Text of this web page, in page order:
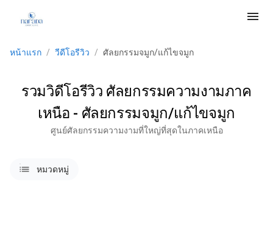
menu
หน้าแรก / วีดีโอรีวิว / ศัลยกรรมจมูก/แก้ไขจมูก
รวมวิดีโอรีวิว ศัลยกรรมความงามภาค
เหนือ - ศัลยกรรมจมูก/แก้ไขจมูก
ศูนย์ศัลยกรรมความงามที่ใหญ่ที่สุดในภาคเหนือ
listsหมวดหมู่